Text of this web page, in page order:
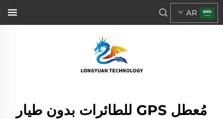
AR
مُعطل GPS للطائرات بدون طيار